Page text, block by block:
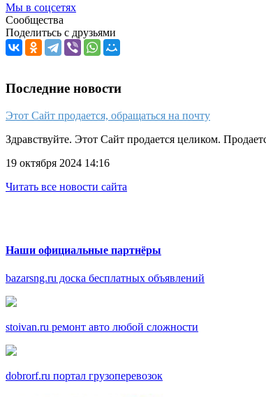
Мы в соцсетях
Сообщества
Поделитьсь с друзьями
Последние новости
Этот Сайт продается, обращаться на почту
Здравствуйте. Этот Сайт продается целиком.
19 октября 2024 14:16
Читать все новости сайта
Наши официальные партнёры
bazarsng.ru доска бесплатных объявлений
stoivan.ru ремонт авто любой сложности
dobrorf.ru портал грузоперевозок